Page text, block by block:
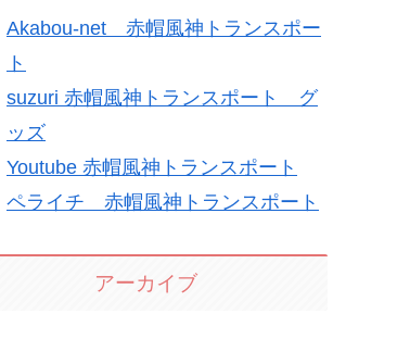
Akabou-net 赤帽風神トランスポー
ト
suzuri 赤帽風神トランスポート グ
ッズ
Youtube 赤帽風神トランスポート
ペライチ 赤帽風神トランスポート
アーカイブ